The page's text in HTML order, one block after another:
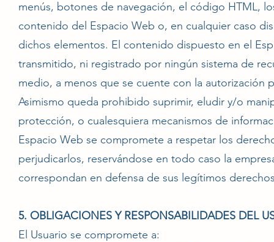
menús, botones de navegación, el código HTML,
contenido del Espacio Web o, en cualquier caso
dichos elementos. El contenido dispuesto en el
transmitido, ni registrado por ningún sistema de
medio, a menos que se cuente con la autorización
Asimismo queda prohibido suprimir, eludir y/o
protección, o cualesquiera mecanismos de
Espacio Web se compromete a respetar los
perjudicarlos, reservándose en todo caso la
correspondan en defensa de sus legítimos
5. OBLIGACIONES Y RESPONSABILIDADES DEL
El Usuario se compromete a: